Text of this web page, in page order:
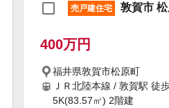
売戸建住宅 敦賀市
400万円
福井県敦賀市松原町
ＪＲ北陸本線 / 敦賀駅 徒
5K(83.57㎡) 2階建